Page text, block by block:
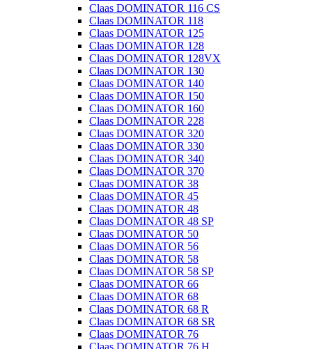
Claas DOMINATOR 116 CS
Claas DOMINATOR 118
Claas DOMINATOR 125
Claas DOMINATOR 128
Claas DOMINATOR 128VX
Claas DOMINATOR 130
Claas DOMINATOR 140
Claas DOMINATOR 150
Claas DOMINATOR 160
Claas DOMINATOR 228
Claas DOMINATOR 320
Claas DOMINATOR 330
Claas DOMINATOR 340
Claas DOMINATOR 370
Claas DOMINATOR 38
Claas DOMINATOR 45
Claas DOMINATOR 48
Claas DOMINATOR 48 SP
Claas DOMINATOR 50
Claas DOMINATOR 56
Claas DOMINATOR 58
Claas DOMINATOR 58 SP
Claas DOMINATOR 66
Claas DOMINATOR 68
Claas DOMINATOR 68 R
Claas DOMINATOR 68 SR
Claas DOMINATOR 76
Claas DOMINATOR 76 H